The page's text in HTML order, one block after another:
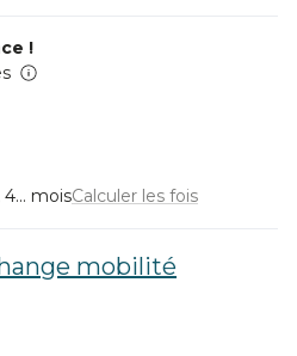
!
moisCalculer les fois
mobilité